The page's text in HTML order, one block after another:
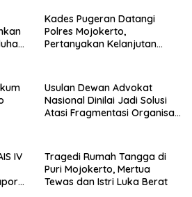
Kades Pugeran Datangi
Polres Mojokerto,
Pertanyakan Kelanjutan
Usulan Dewan Advokat
Nasional Dinilai Jadi Solusi
Atasi Fragmentasi Organisasi
IV
Tragedi Rumah Tangga di
Puri Mojokerto, Mertua
Tewas dan Istri Luka Berat